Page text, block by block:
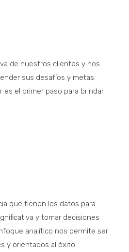
de nuestros clientes y nos
sus desafíos y metas.
el primer paso para brindar
que tienen los datos para
y tomar decisiones
analítico nos permite ser